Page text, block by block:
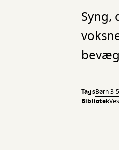
Syng,
TagsBørn 3-
Bibliotek